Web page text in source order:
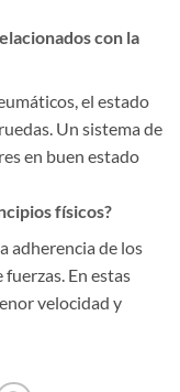
con la
el estado
Un sistema de
en buen estado
físicos?
adherencia de los
En estas
velocidad y